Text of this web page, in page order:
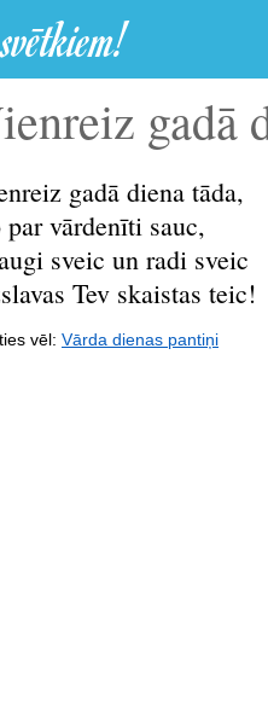
gadā
gadā diena tāda,
vārdenīti sauc,
sveic un radi sveic
Tev skaistas teic!
vēl: Vārda dienas pantiņi